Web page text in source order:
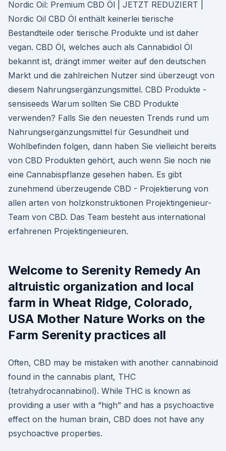
Nordic Oil: Premium CBD Öl | JETZT REDUZIERT |
Nordic Oil CBD Öl enthält keinerlei tierische
Bestandteile oder tierische Produkte und ist daher
vegan. CBD Öl, welches auch als Cannabidiol Öl
bekannt ist, drängt immer weiter auf den deutschen
Markt und die zahlreichen Nutzer sind überzeugt von
diesem Nahrungsergänzungsmittel. CBD Produkte -
sensiseeds Warum sollten Sie CBD Produkte
verwenden? Falls Sie den neuesten Trends rund um
Nahrungsergänzungsmittel für Gesundheit und
Wohlbefinden folgen, dann haben Sie vielleicht bereits
von CBD Produkten gehört, auch wenn Sie noch nie
eine Cannabispflanze gesehen haben. Es gibt
zunehmend überzeugende CBD - Projektierung von
allen arten von holzkonstruktionen Projektingenieur-
Team von CBD. Das Team besteht aus international
erfahrenen Projektingenieuren.
Welcome to Serenity Remedy An
altruistic organization and local
farm in Wheat Ridge, Colorado,
USA Mother Nature Works on the
Farm Serenity practices all
Often, CBD may be mistaken with another cannabinoid
found in the cannabis plant, THC
(tetrahydrocannabinol). While THC is known as
providing a user with a “high” and has a psychoactive
effect on the human brain, CBD does not have any
psychoactive properties.